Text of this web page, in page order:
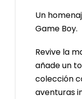
Un
Game Boy.
Revive la
añade un
colección
aventuras